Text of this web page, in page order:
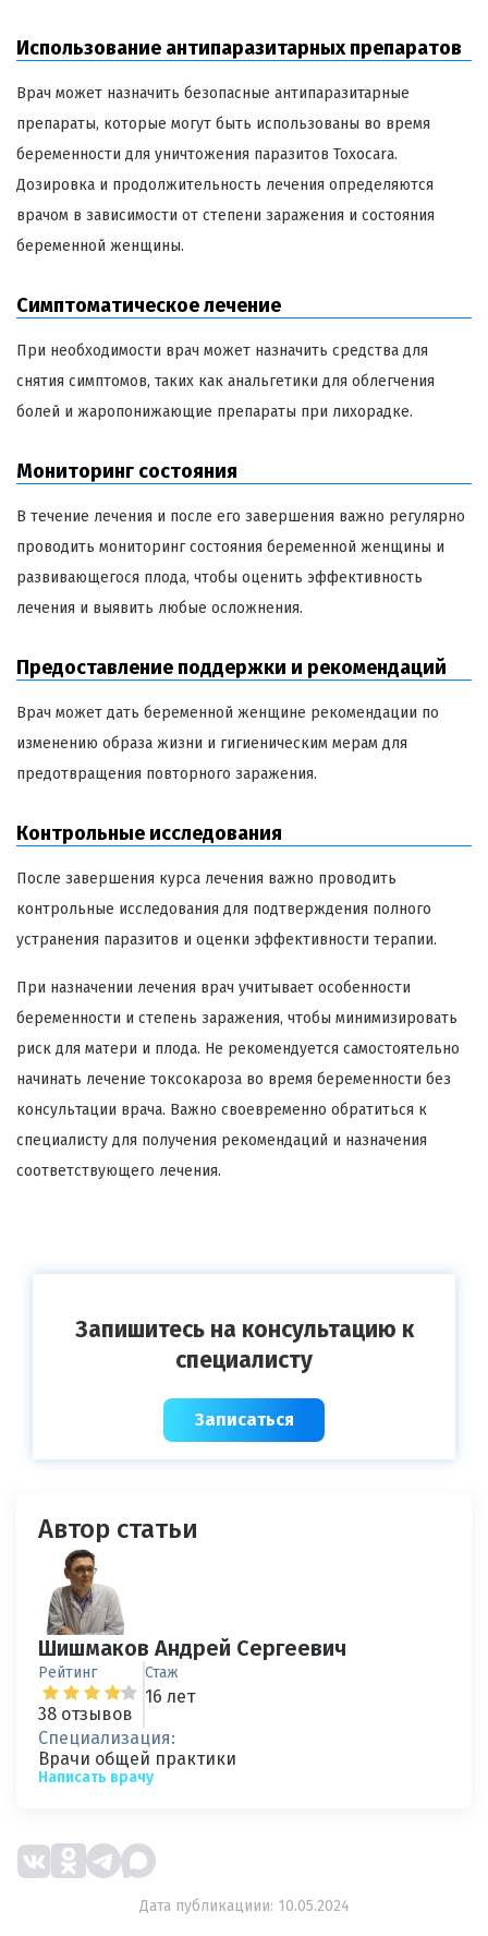
Использование антипаразитарных препаратов
Врач может назначить безопасные антипаразитарные
препараты, которые могут быть использованы во время
беременности для уничтожения паразитов Toxocara.
Дозировка и продолжительность лечения определяются
врачом в зависимости от степени заражения и состояния
беременной женщины.
Симптоматическое лечение
При необходимости врач может назначить средства для
снятия симптомов, таких как анальгетики для облегчения
болей и жаропонижающие препараты при лихорадке.
Мониторинг состояния
В течение лечения и после его завершения важно регулярно
проводить мониторинг состояния беременной женщины и
развивающегося плода, чтобы оценить эффективность
лечения и выявить любые осложнения.
Предоставление поддержки и рекомендаций
Врач может дать беременной женщине рекомендации по
изменению образа жизни и гигиеническим мерам для
предотвращения повторного заражения.
Контрольные исследования
После завершения курса лечения важно проводить
контрольные исследования для подтверждения полного
устранения паразитов и оценки эффективности терапии.
При назначении лечения врач учитывает особенности
беременности и степень заражения, чтобы минимизировать
риск для матери и плода. Не рекомендуется самостоятельно
начинать лечение токсокароза во время беременности без
консультации врача. Важно своевременно обратиться к
специалисту для получения рекомендаций и назначения
соответствующего лечения.
Запишитесь на консультацию к
специалисту
Записаться
Автор статьи
Шишмаков Андрей Сергеевич
Рейтинг
38 отзывов
Стаж
16 лет
Специализация:
Врачи общей практики
Написать врачу
Дата публикациии: 10.05.2024